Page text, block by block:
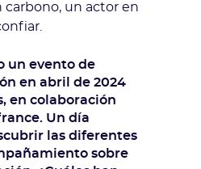
carbono, un actor en
un evento de
en abril de 2024
en colaboración
Un día
las diferentes
sobre